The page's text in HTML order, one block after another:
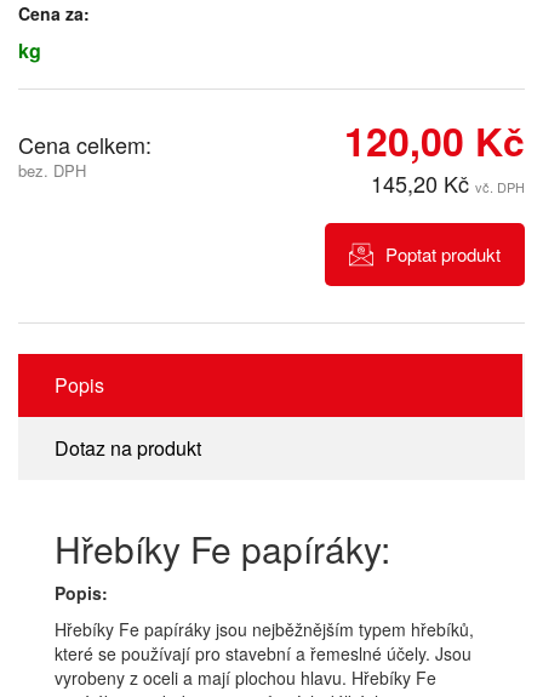
Cena za:
kg
Cena celkem:
bez. DPH
120,00 Kč
145,20 Kč vč. DPH
Poptat produkt
Popis
Dotaz na produkt
Hřebíky Fe papíráky:
Popis:
Hřebíky Fe papíráky jsou nejběžnějším typem hřebíků,
které se používají pro stavební a řemeslné účely. Jsou
vyrobeny z oceli a mají plochou hlavu. Hřebíky Fe